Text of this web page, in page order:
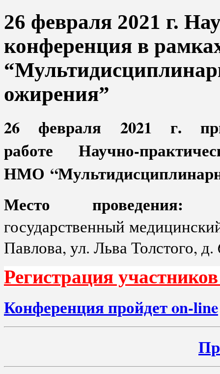
26 февраля 2021 г.
конференция в
ожирения”
26 февраля 2021 г.
работе Научно-
НМО
Место
государственный
Павлова, ул. Льва Толстого, д.
Регистрация
Конференция пройдет on-line